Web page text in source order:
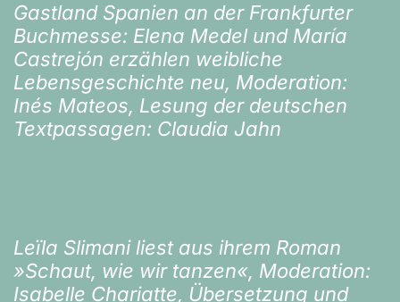
Gastland Spanien an der Frankfurter
Buchmesse: Elena Medel und María
Castrejón erzählen weibliche
Lebensgeschichte neu, Moderation:
Inés Mateos, Lesung der deutschen
Textpassagen: Claudia Jahn
Leïla Slimani liest aus ihrem Roman
»Schaut, wie wir tanzen«, Moderation:
Isabelle Chariatte, Übersetzung und